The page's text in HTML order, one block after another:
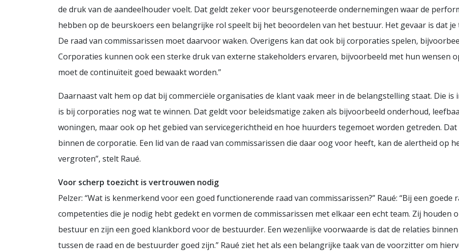
de druk van de aandeelhouder voelt. Dat geldt zeker voor beursgenoteerde ondernemingen waar de
hebben op de beurskoers een belangrijke rol speelt bij het beoordelen van het bestuur. Het gevaar is dat
De raad van commissarissen moet daarvoor waken. Overigens kan dat ook bij corporaties spelen,
Corporaties kunnen ook een sterke druk van externe stakeholders ervaren, bijvoorbeeld met hun wensen
moet de continuïteit goed bewaakt worden.”
Daarnaast valt hem op dat bij commerciële organisaties de klant vaak meer in de belangstelling staat. Die is
is bij corporaties nog wat te winnen. Dat geldt voor beleidsmatige zaken als bijvoorbeeld onderhoud,
woningen, maar ook op het gebied van servicegerichtheid en hoe huurders tegemoet worden getreden.
binnen de corporatie. Een lid van de raad van commissarissen die daar oog voor heeft, kan de alertheid op
vergroten”, stelt Raué.
Voor scherp toezicht is vertrouwen nodig
Pelzer: “Wat is kenmerkend voor een goed functionerende raad van commissarissen?” Raué: “Bij een
competenties die je nodig hebt gedekt en vormen de commissarissen met elkaar een echt team. Zij houden
bestuur en zijn een goed klankbord voor de bestuurder. Een wezenlijke voorwaarde is dat de relaties
tussen de raad en de bestuurder goed zijn.” Raué ziet het als een belangrijke taak van de voorzitter om